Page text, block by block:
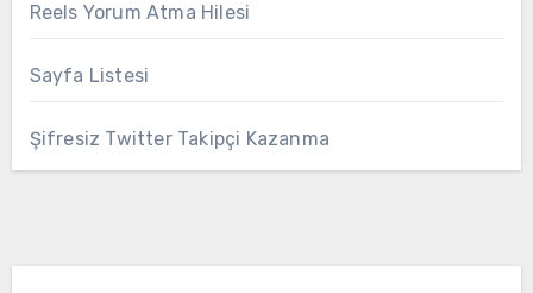
Reels Yorum Atma Hilesi
Sayfa Listesi
Şifresiz Twitter Takipçi Kazanma